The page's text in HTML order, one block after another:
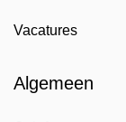
Vacatures
Algemeen